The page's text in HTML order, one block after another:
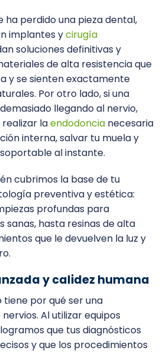
ha perdido una pieza dental,
implantes ycirugía
soluciones definitivas y
de alta resistencia que
y se sienten exactamente
Por otro lado, si una
llegando al nervio,
laendodoncia necesaria
interna, salvar tu muela y
al instante.
cubrimos la base de tu
preventiva y estética:
profundas para
sanas, hasta resinas de alta
que le devuelven la luz y
y calidez humana
por qué ser una
Al utilizar equipos
que tus diagnósticos
y que los procedimientos